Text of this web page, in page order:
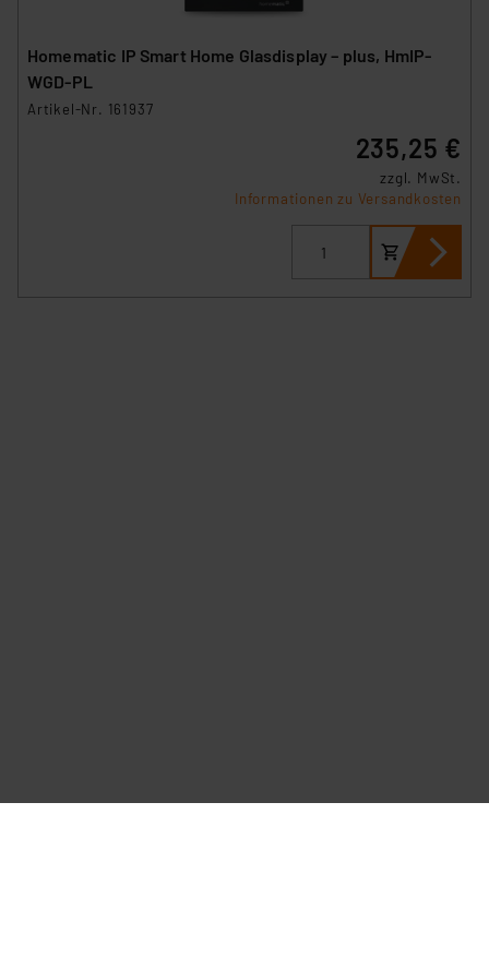
Homematic IP Smart Home Glasdisplay – plus, HmIP-
WGD-PL
Artikel-Nr. 161937
235,25 €
zzgl. MwSt.
Informationen zu Versandkosten